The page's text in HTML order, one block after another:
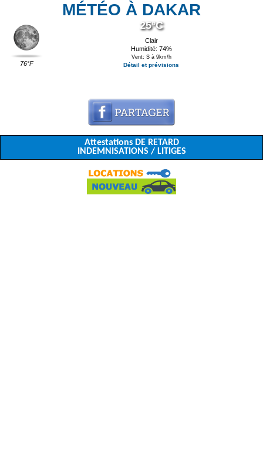
MÉTÉO À DAKAR
76°F
25°C
Clair
Humidité: 74%
Vent: S à 9km/h
Détail et prévisions
Attestations DE RETARD
INDEMNISATIONS / LITIGES